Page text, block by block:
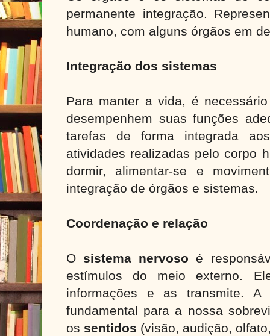
permanente integração.
humano, com alguns órgãos em
Integração dos sistemas
Para manter a vida, é
desempenhem suas funções
tarefas de forma integrada
atividades realizadas pelo corpo
dormir, alimentar-se e
integração de órgãos e sistemas.
Coordenação e relação
O sistema nervoso é
estímulos do meio externo.
informações e as transmite.
fundamental para a nossa
os sentidos (visão, audição,